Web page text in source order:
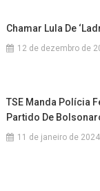
Chamar Lula De
12 de dezembro de
TSE Manda Polícia
Partido De
11 de janeiro de 2024